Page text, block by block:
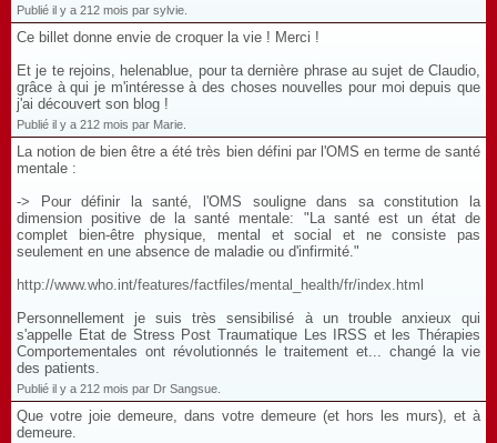
Publié il y a 212 mois par sylvie.
Ce billet donne envie de croquer la vie ! Merci !
Et je te rejoins, helenablue, pour ta dernière phrase au sujet de Claudio,
grâce à qui je m'intéresse à des choses nouvelles pour moi depuis que
j'ai découvert son blog !
Publié il y a 212 mois par Marie.
La notion de bien être a été très bien défini par l'OMS en terme de santé
mentale :
-> Pour définir la santé, l'OMS souligne dans sa constitution la
dimension positive de la santé mentale: "La santé est un état de
complet bien-être physique, mental et social et ne consiste pas
seulement en une absence de maladie ou d'infirmité."
http://www.who.int/features/factfiles/mental_health/fr/index.html
Personnellement je suis très sensibilisé à un trouble anxieux qui
s'appelle Etat de Stress Post Traumatique Les IRSS et les Thérapies
Comportementales ont révolutionnés le traitement et... changé la vie
des patients.
Publié il y a 212 mois par Dr Sangsue.
Que votre joie demeure, dans votre demeure (et hors les murs), et à
demeure.